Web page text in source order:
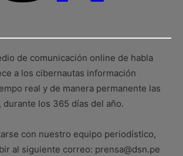
de comunicación online de habla
a los cibernautas información
real y de manera permanente las
durante los 365 días del año.
con nuestro equipo periodístico,
al siguiente correo: prensa@dsn.pe